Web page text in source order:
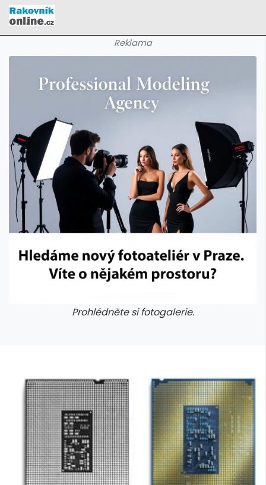
Reklama
Prohlédněte si fotogalerie.